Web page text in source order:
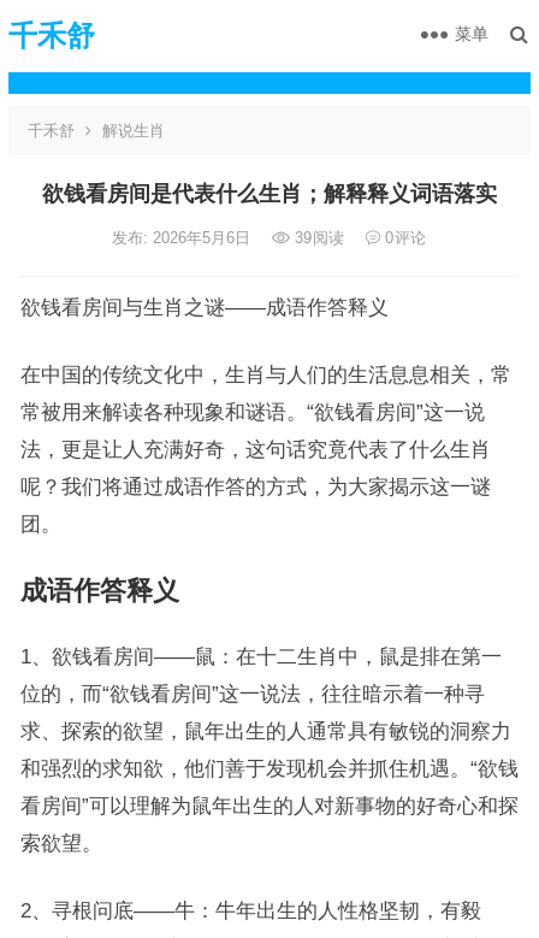
千禾舒 菜单
千禾舒 解说生肖
欲钱看房间是代表什么生肖；解释释义词语落实
发布: 2026年5月6日 39阅读 0评论
欲钱看房间与生肖之谜——成语作答释义
在中国的传统文化中，生肖与人们的生活息息相关，常
常被用来解读各种现象和谜语。“欲钱看房间”这一说
法，更是让人充满好奇，这句话究竟代表了什么生肖
呢？我们将通过成语作答的方式，为大家揭示这一谜
团。
成语作答释义
1、欲钱看房间——鼠：在十二生肖中，鼠是排在第一
位的，而“欲钱看房间”这一说法，往往暗示着一种寻
求、探索的欲望，鼠年出生的人通常具有敏锐的洞察力
和强烈的求知欲，他们善于发现机会并抓住机遇。“欲钱
看房间”可以理解为鼠年出生的人对新事物的好奇心和探
索欲望。
2、寻根问底——牛：牛年出生的人性格坚韧，有毅